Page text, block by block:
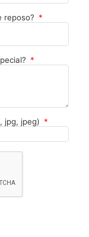
reposo?
jpg, jpeg)